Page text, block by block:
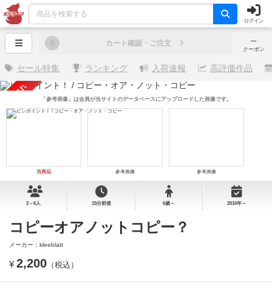
ログイン
─
クーポン
0 カート確認・ご注文
セール特集 ランキング 入荷速報 高評価作品
売り切れ
当商品 参考画像 参考画像
「参考画像」は会員が当サイトのデータベースにアップロードした画像です。
2～6人 15分前後 6歳～ 2016年～
コピーオアノットコピー？
メーカー：kleeblatt
¥ 2,200 （税込）